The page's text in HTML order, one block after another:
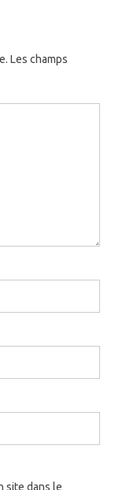
Les champs
site dans le